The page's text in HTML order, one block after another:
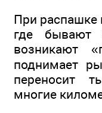
При распашке
где бывают
возникают
поднимает
переносит
многие